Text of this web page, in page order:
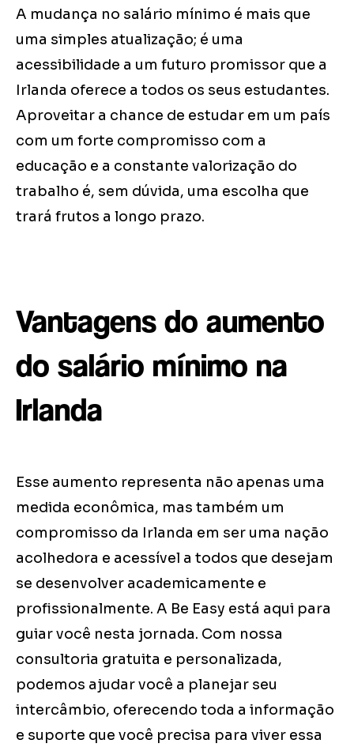
A mudança no salário mínimo é mais que
uma simples atualização; é uma
acessibilidade a um futuro promissor que a
Irlanda oferece a todos os seus estudantes.
Aproveitar a chance de estudar em um país
com um forte compromisso com a
educação e a constante valorização do
trabalho é, sem dúvida, uma escolha que
trará frutos a longo prazo.
Vantagens do aumento
do salário mínimo na
Irlanda
Esse aumento representa não apenas uma
medida econômica, mas também um
compromisso da Irlanda em ser uma nação
acolhedora e acessível a todos que desejam
se desenvolver academicamente e
profissionalmente. A Be Easy está aqui para
guiar você nesta jornada. Com nossa
consultoria gratuita e personalizada,
podemos ajudar você a planejar seu
intercâmbio, oferecendo toda a informação
e suporte que você precisa para viver essa